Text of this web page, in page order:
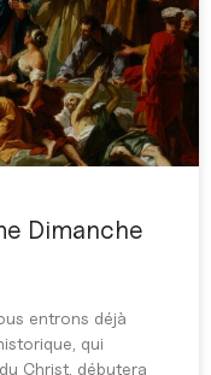
Dimanche
entrons déjà
qui
Christ, débutera